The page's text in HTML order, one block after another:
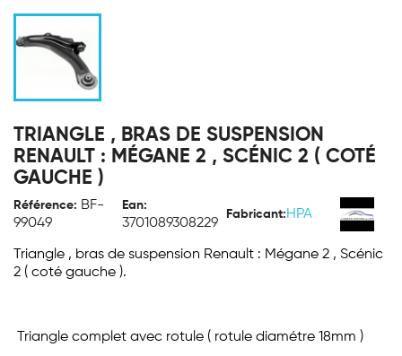
TRIANGLE , BRAS DE SUSPENSION
RENAULT : MÉGANE 2 , SCÉNIC 2 ( COTÉ
GAUCHE )
Référence: BF-
99049
Ean:
3701089308229
Fabricant: HPA
Triangle , bras de suspension Renault : Mégane 2 , Scénic
2 ( coté gauche ).
Triangle complet avec rotule ( rotule diamétre 18mm )